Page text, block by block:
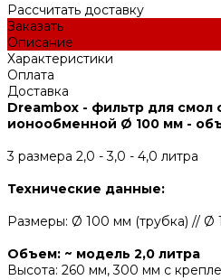
Рассчитать доставку
Заказать
Описание
Характеристики
Оплата
Доставка
Dreambox - фильтр для
ионообменной Ø 100 мм -
3 размера 2,0 - 3,0 - 4,0 литра
Технические данные:
Размеры: Ø 100 мм (трубка) // Ø
Объем: ~ модель 2,0 литра
Высота: 260 мм, 300 мм с